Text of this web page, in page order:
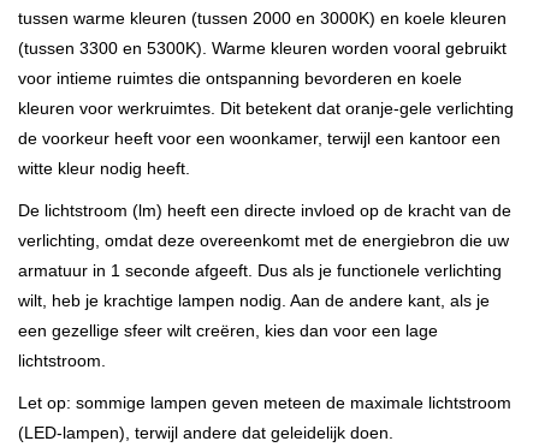
tussen warme kleuren (tussen 2000 en 3000K) en koele kleuren
(tussen 3300 en 5300K). Warme kleuren worden vooral gebruikt
voor intieme ruimtes die ontspanning bevorderen en koele
kleuren voor werkruimtes. Dit betekent dat oranje-gele verlichting
de voorkeur heeft voor een woonkamer, terwijl een kantoor een
witte kleur nodig heeft.
De lichtstroom (lm) heeft een directe invloed op de kracht van de
verlichting, omdat deze overeenkomt met de energiebron die uw
armatuur in 1 seconde afgeeft. Dus als je functionele verlichting
wilt, heb je krachtige lampen nodig. Aan de andere kant, als je
een gezellige sfeer wilt creëren, kies dan voor een lage
lichtstroom.
Let op: sommige lampen geven meteen de maximale lichtstroom
(LED-lampen), terwijl andere dat geleidelijk doen.